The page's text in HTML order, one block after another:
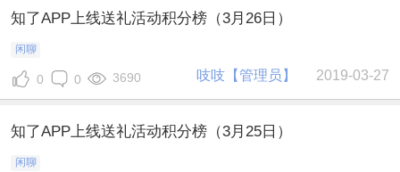
知了APP上线送礼活动积分榜（3月26日）
闲聊
0 0 3690 吱吱【管理员】 2019-03-27
知了APP上线送礼活动积分榜（3月25日）
闲聊